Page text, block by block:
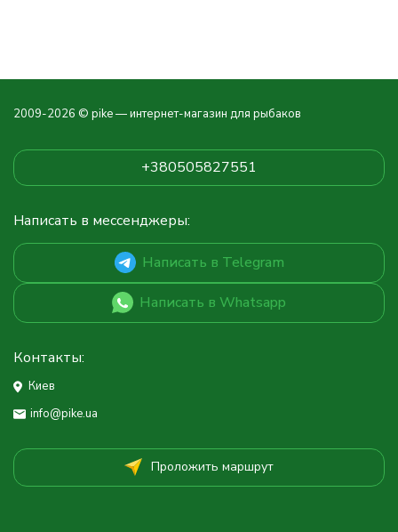
2009-2026 © pike — интернет-магазин для рыбаков
+380505827551
Написать в мессенджеры:
Написать в Telegram
Написать в Whatsapp
Контакты:
Киев
info@pike.ua
Проложить маршрут